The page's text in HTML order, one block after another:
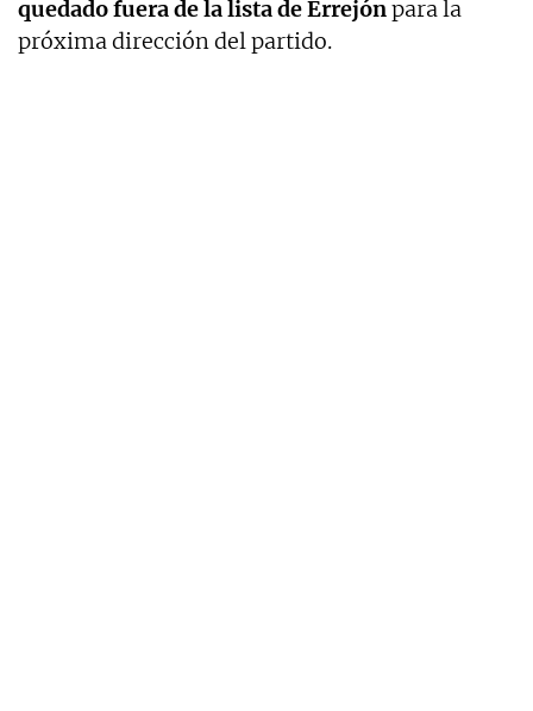
quedado fuera de la lista de Errejónpara la
próxima dirección del partido.